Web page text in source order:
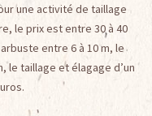
une activité de taillage
le prix est entre 30 à 40
entre 6 à 10 m, le
le taillage et élagage d’un